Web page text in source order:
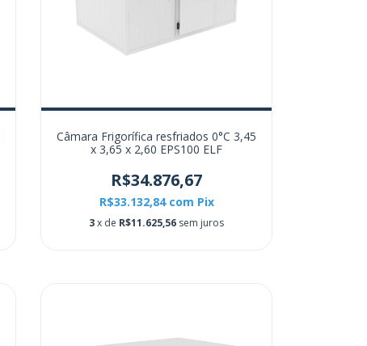
Câmara Frigorífica resfriados 0°C 3,45
x 3,65 x 2,60 EPS100 ELF
R$34.876,67
R$33.132,84 com Pix
3x de R$11.625,56 sem juros